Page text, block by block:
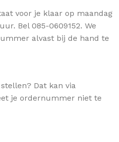
voor je klaar op maandag
Bel 085-0609152. We
alvast bij de hand te
Dat kan via
je ordernummer niet te